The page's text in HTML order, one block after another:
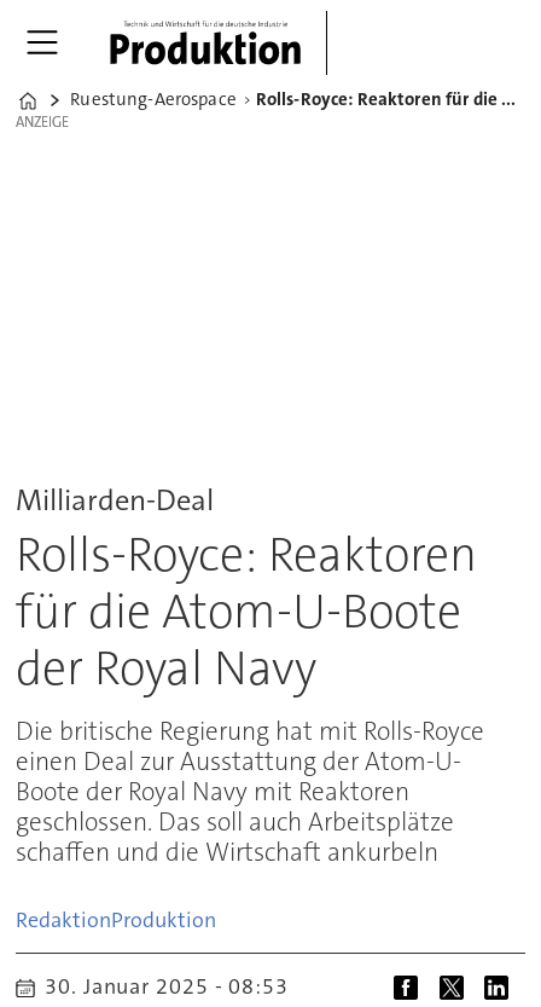
Home
Ruestung-Aerospace Rolls-Royce: Reaktoren für die Atom-U-Boote der Royal Navy
ANZEIGE
ANZEIGE
Milliarden-Deal
Rolls-Royce: Reaktoren
für die Atom-U-Boote
der Royal Navy
Die britische Regierung hat mit Rolls-Royce
einen Deal zur Ausstattung der Atom-U-
Boote der Royal Navy mit Reaktoren
geschlossen. Das soll auch Arbeitsplätze
schaffen und die Wirtschaft ankurbeln
RedaktionProduktion
30. Januar 2025 - 08:53